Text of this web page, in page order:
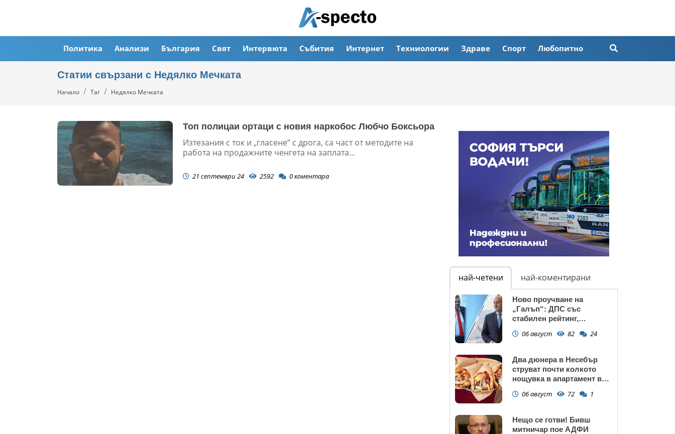
Политика Анализи България Свят Интервюта Събития Интернет Техниологии Здраве Спорт Любопитно
Статии свързани с Недялко Мечката
Начало Таг Недялко Мечката
Топ полицаи ортаци с новия наркобос Любчо Боксьора
Изтезания с ток и „гласене“ с дрога, са част от методите на
работа на продажните ченгета на заплата...
21 септември 24 2592 0коментара
най-четени най-коментирани
Ново проучване на
„Галъп“: ДПС със
стабилен рейтинг,
запазва
06 август 82 24
Два дюнера в Несебър
струват почти колкото
нощувка в апартамент в
06 август 72 1
Нещо се готви! Бивш
митничар пое АДФИ